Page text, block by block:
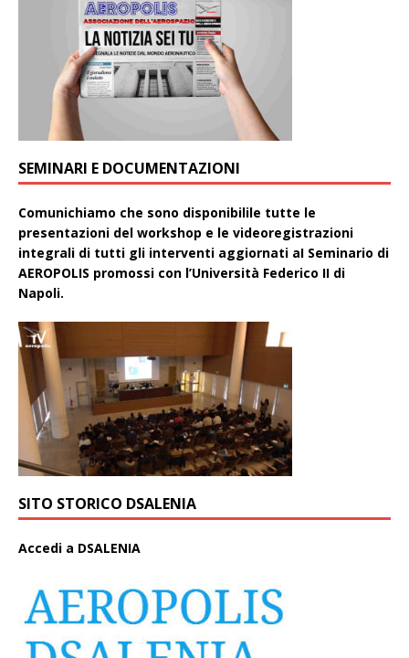
SEMINARI E DOCUMENTAZIONI
Comunichiamo che sono disponibilile tutte le
presentazioni del workshop e le videoregistrazioni
integrali di tutti gli interventi aggiornati aI Seminario di
AEROPOLIS promossi con l’Università Federico II di
Napoli.
SITO STORICO DSALENIA
Accedi a DSALENIA